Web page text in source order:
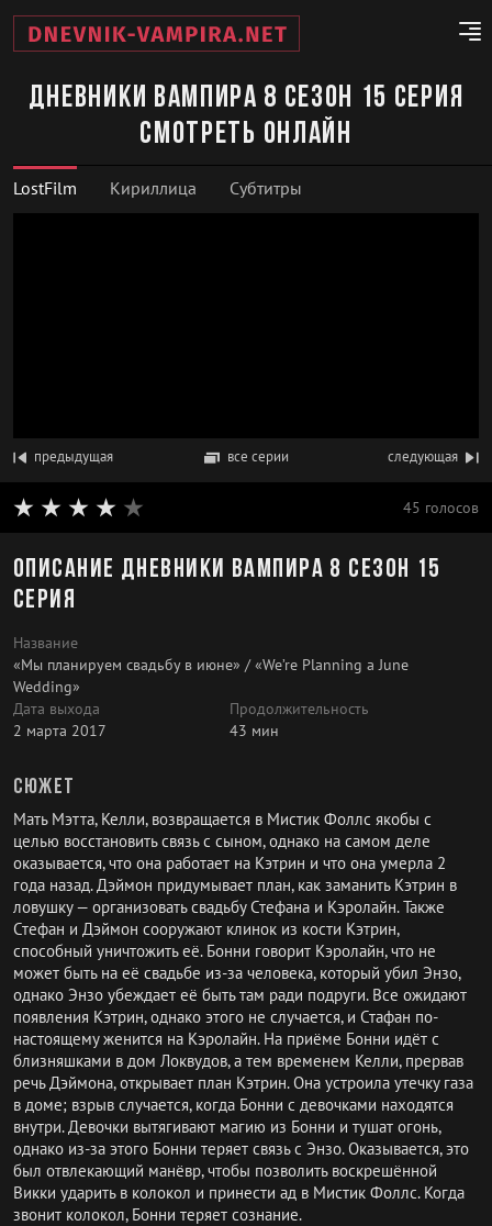
Дневники вампира 8 сезон 15 серия
смотреть онлайн
LostFilm Кириллица Субтитры
предыдущая все серии следующая
45 голосов
Описание Дневники вампира 8 сезон 15
серия
Название
«Мы планируем свадьбу в июне» / «We’re Planning a June
Wedding»
Дата выхода
2 марта 2017
Продолжительность
43 мин
Сюжет
Мать Мэтта, Келли, возвращается в Мистик Фоллс якобы с
целью восстановить связь с сыном, однако на самом деле
оказывается, что она работает на Кэтрин и что она умерла 2
года назад. Дэймон придумывает план, как заманить Кэтрин в
ловушку — организовать свадьбу Стефана и Кэролайн. Также
Стефан и Дэймон сооружают клинок из кости Кэтрин,
способный уничтожить её. Бонни говорит Кэролайн, что не
может быть на её свадьбе из-за человека, который убил Энзо,
однако Энзо убеждает её быть там ради подруги. Все ожидают
появления Кэтрин, однако этого не случается, и Стафан по-
настоящему женится на Кэролайн. На приёме Бонни идёт с
близняшками в дом Локвудов, а тем временем Келли, прервав
речь Дэймона, открывает план Кэтрин. Она устроила утечку газа
в доме; взрыв случается, когда Бонни с девочками находятся
внутри. Девочки вытягивают магию из Бонни и тушат огонь,
однако из-за этого Бонни теряет связь с Энзо. Оказывается, это
был отвлекающий манёвр, чтобы позволить воскрешённой
Викки ударить в колокол и принести ад в Мистик Фоллс. Когда
звонит колокол, Бонни теряет сознание.